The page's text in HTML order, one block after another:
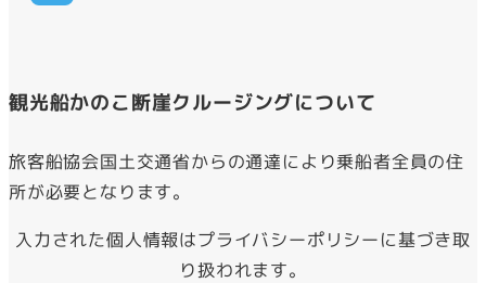
観光船かのこ断崖クルージングについて
旅客船協会国土交通省からの通達により乗船者全員の住
所が必要となります。
入力された個人情報はプライバシーポリシーに基づき取
り扱われます。